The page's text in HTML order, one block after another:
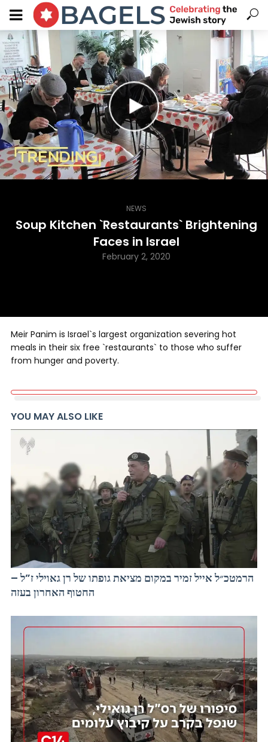
NEWS
Soup Kitchen `Restaurants` Brightening
Faces in Israel
February 2, 2020
Meir Panim is Israel`s largest organization severing hot
meals in their six free `restaurants` to those who suffer
from hunger and poverty.
YOU MAY ALSO LIKE
הרמטכ״ל אייל זמיר במקום מציאת גופתו של רן גאוילי ז”ל –
החטוף האחרון בעזה